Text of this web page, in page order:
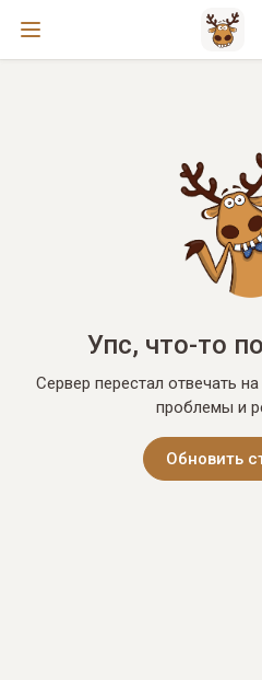
Упс, что-то
Сервер перестал отвечать
проблемы и
Обновить